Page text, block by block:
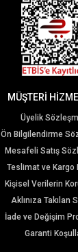
MÜŞTERİ
Üyelik
Ön Bilgilendirme
Mesafeli Satış
Teslimat ve Kargo
Kişisel Verilerin
Aklınıza Takılan
İade ve Değişim
Garanti